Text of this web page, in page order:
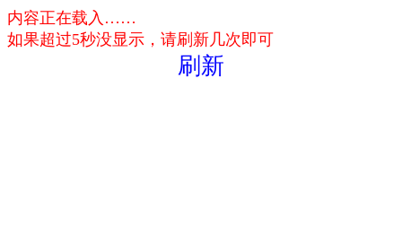
内容正在载入……
如果超过5秒没显示，请刷新几次即可
刷新